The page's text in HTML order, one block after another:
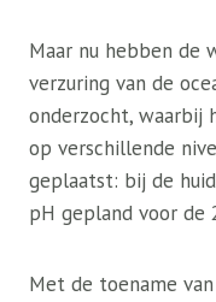
Maar nu hebben de
verzuring van de
onderzocht, waarbij
op verschillende
geplaatst: bij de
pH gepland voor de
Met de toename